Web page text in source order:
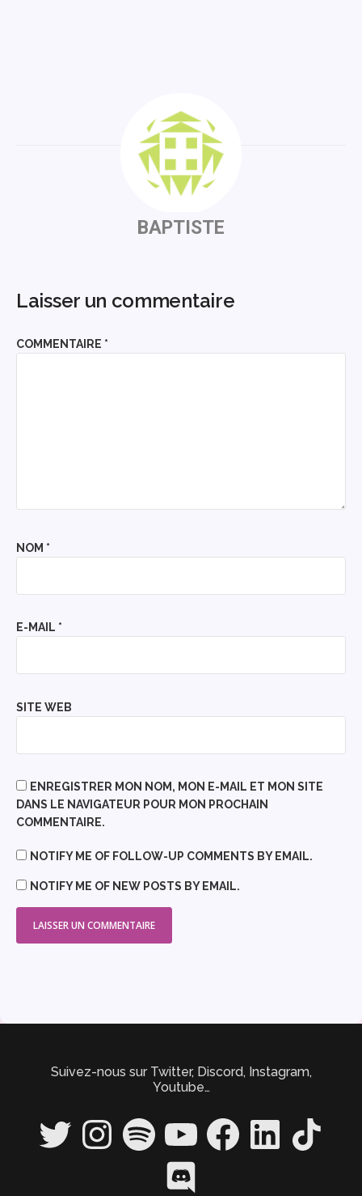
BAPTISTE
Laisser un commentaire
COMMENTAIRE *
NOM *
E-MAIL *
SITE WEB
ENREGISTRER MON NOM, MON E-MAIL ET MON SITE
DANS LE NAVIGATEUR POUR MON PROCHAIN
COMMENTAIRE.
NOTIFY ME OF FOLLOW-UP COMMENTS BY EMAIL.
NOTIFY ME OF NEW POSTS BY EMAIL.
Suivez-nous sur Twitter, Discord, Instagram,
Youtube…
Twitter InstagramSpotify YouTube FacebookLinkedIn TikTok
Discord